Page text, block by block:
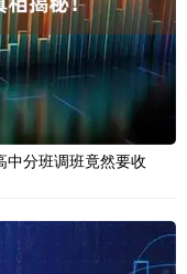
中分班调班竟然要收